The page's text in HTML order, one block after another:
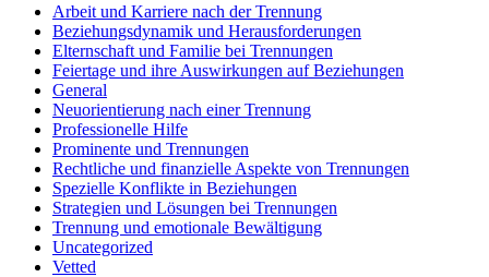
Arbeit und Karriere nach der Trennung
Beziehungsdynamik und Herausforderungen
Elternschaft und Familie bei Trennungen
Feiertage und ihre Auswirkungen auf Beziehungen
General
Neuorientierung nach einer Trennung
Professionelle Hilfe
Prominente und Trennungen
Rechtliche und finanzielle Aspekte von Trennungen
Spezielle Konflikte in Beziehungen
Strategien und Lösungen bei Trennungen
Trennung und emotionale Bewältigung
Uncategorized
Vetted